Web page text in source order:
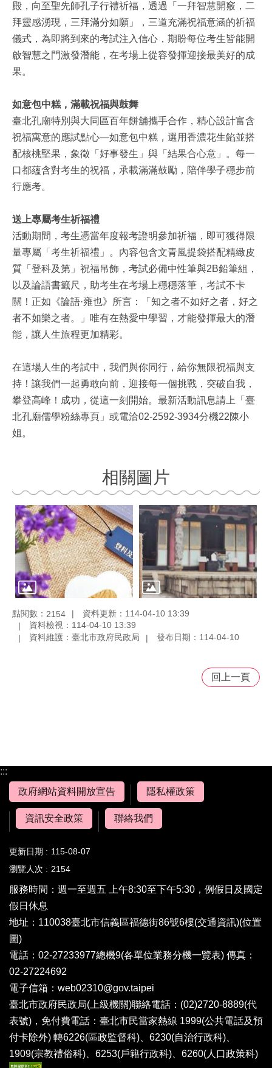
殿，向至聖先師孔子行禮祈福，透過「一拜智慧開竅，二
拜靈感湧現，三拜滿分如願」，三道充滿祝福意涵的祈福
儀式，為即將到來的考試注入信心，期盼每位考生皆能開
啟智慧之門激發潛能，在考場上從容發揮迎接最美好的成
果。
如意包中糕，滿載祝福與鼓舞
臺北孔廟特別與大同區百年餅舖攜手合作，精心設計富含
祝福寓意的應試點心—如意包中糕，選用香濃花生餡並搭
配核桃堅果，象徵「好事發生」與「結果合心意」。每一
口都蘊含對考生的祝福，承載滿滿鼓勵，陪伴學子穩步前
行應考。
送上專屬考生祈福禮
活動期間，考生憑當年度報考證明參加祈福，即可獲得限
量專屬「考生祈福禮」。內容包含文青風提袋搭配精緻皮
質「登科及第」祝福吊飾，考試必備中性筆與2B鉛筆組，
以及論語書籤尺，助考生在考場上穩穩落筆，考試不卡
關！正如《論語·雍也》所言：「知之者不如好之者，好之
者不如樂之者。」唯有在熱愛中學習，才能發揮最大的潛
能，讓人生旅程更加精彩。
在這場人生的考試中，我們與你同行，給你無限祝福與支
持！讓我們一起勇敢向前，迎接每一個挑戰，突破自我，
攀登高峰！成功，從這一刻開始。最新活動訊息請上「臺
北孔廟儒學粉絲專頁」或電洽02-2592-3934分機22陳小
姐。
相關圖片
點閱數： 2154
資料更新：114-04-10 13:39
資料檢視：114-04-10 13:39
資料維護：臺北市政府民政局
發布日期：114-04-10
回上一頁
:::
政府網站資料開放宣告
隱私權政策
資訊安全政策 聯絡我們
更新日期
115-08-07
瀏覽人次
2154
服務時間：週一至週五 上午8:30至下午5:30，例假日及國定
假日休息
地址：110038臺北市信義區福德街86號6樓(交通資訊)(位置
圖)
電話：02-27233977總機9(各單位業務分機一覽表) 傳真：
02-27224692
電子信箱： web02310@gov.taipei
臺北市政府民政局(上級機關)聯絡電話：(02)2720-8889(代
表號)，免付費電話：臺北市民當家熱線 1999(公共電話及預
付卡除外) 轉6226(區政監督科)、6230(自治行政科)、
1909(宗教禮俗科)、6253(戶籍行政科)、6260(人口政策科)